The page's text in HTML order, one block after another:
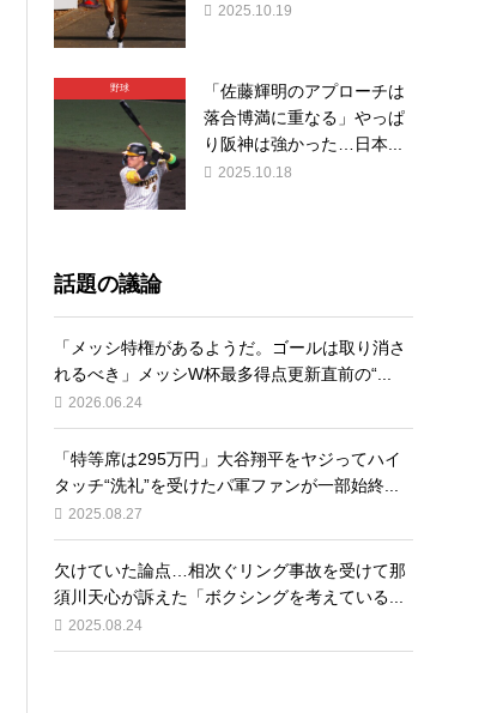
2025.10.19
野球
「佐藤輝明のアプローチは
落合博満に重なる」やっぱ
り阪神は強かった…日本...
2025.10.18
話題の議論
「メッシ特権があるようだ。ゴールは取り消さ
れるべき」メッシW杯最多得点更新直前の“...
2026.06.24
「特等席は295万円」大谷翔平をヤジってハイ
タッチ“洗礼”を受けたパ軍ファンが一部始終...
2025.08.27
欠けていた論点…相次ぐリング事故を受けて那
須川天心が訴えた「ボクシングを考えている...
2025.08.24